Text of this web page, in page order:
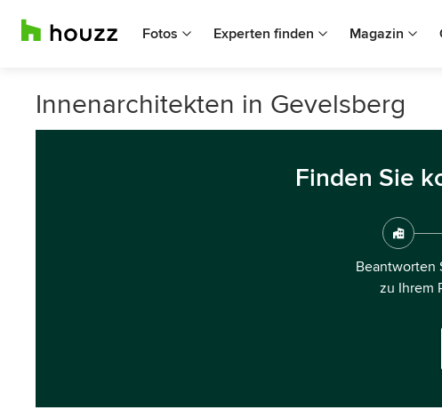
Fotos Experten finden Magazin
Innenarchitekten in Gevelsberg
Finden Sie
Beantworten
zu Ihrem